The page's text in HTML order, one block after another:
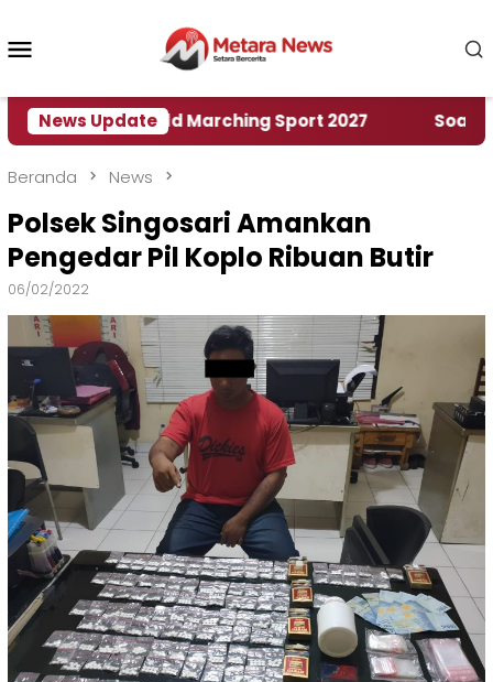
konten
News Update
World Marching Sport 2027 ‎Soal Rencana
Beranda News
Polsek Singosari Amankan
Pengedar Pil Koplo Ribuan Butir
06/02/2022